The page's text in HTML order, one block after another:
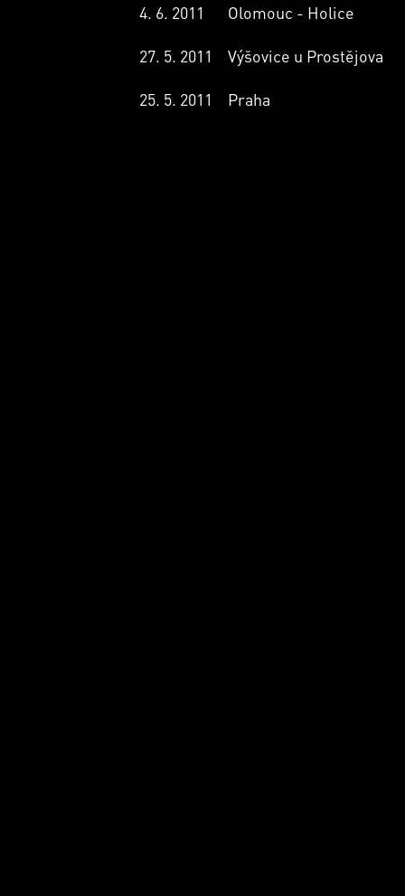
4. 6. 2011 Olomouc - Holice
27. 5. 2011 Výšovice u Prostějova
25. 5. 2011 Praha